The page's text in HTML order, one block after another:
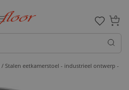
0
/ Stalen eetkamerstoel - industrieel ontwerp -